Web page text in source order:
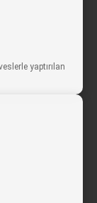
yaptırılan